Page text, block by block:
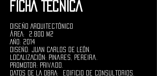
FICHA TÉCNICA
Diseño Arquitectónico
ÁREA: 2.800 M2
AÑO: 2014
DISEÑO: JUAN CARLOS DE LEÓN.
LOCALIZACIÓN: Pinares, Pereira.
PROMOTOR: Privado.
DATOS DE LA OBRA: edificio de consultorios.